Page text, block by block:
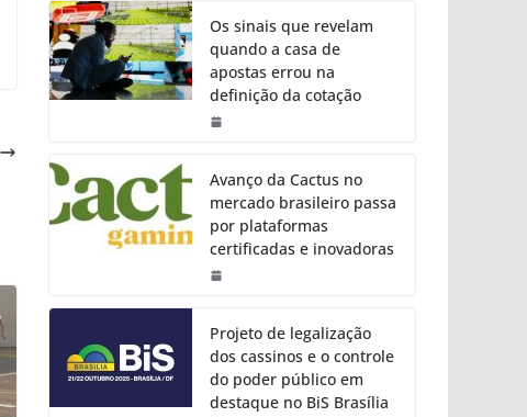
Os sinais que revelam
quando a casa de
apostas errou na
definição da cotação
Avanço da Cactus no
mercado brasileiro passa
por plataformas
certificadas e inovadoras
Projeto de legalização
dos cassinos e o controle
do poder público em
destaque no BiS Brasília